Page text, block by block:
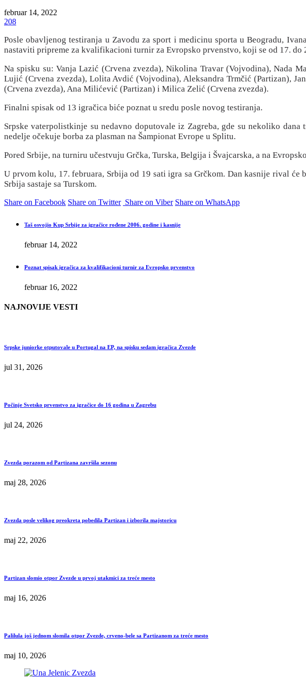
februar 14, 2022
208
Posle obavljenog testiranja u Zavodu za sport i medicinu sporta u Beogradu,
nastaviti pripreme za kvalifikacioni turnir za Evropsko prvenstvo, koji se od 17. do
Na spisku su: Vanja Lazić (Crvena zvezda), Nikolina Travar (Vojvodina), Nada
Lujić (Crvena zvezda), Lolita Avdić (Vojvodina), Aleksandra Trmčić (Partizan),
(Crvena zvezda), Ana Milićević (Partizan) i Milica Zelić (Crvena zvezda).
Finalni spisak od 13 igračica biće poznat u sredu posle novog testiranja.
Srpske vaterpolistkinje su nedavno doputovale iz Zagreba, gde su nekoliko
nedelje očekuje borba za plasman na Šampionat Evrope u Splitu.
Pored Srbije, na turniru učestvuju Grčka, Turska, Belgija i Švajcarska, a na
U prvom kolu, 17. februara, Srbija od 19 sati igra sa Grčkom. Dan kasnije rival
Srbija sastaje sa Turskom.
Share on Facebook Share on Twitter Share on Viber Share on WhatsApp
Taš osvojio Kup Srbije za igračice rođene 2006. godine i kasnije
februar 14, 2022
Poznat spisak igračica za kvalifikacioni turnir za Evropsko prvenstvo
februar 16, 2022
NAJNOVIJE VESTI
Srpske juniorke otputovale u Portugal na EP, na spisku sedam igračica Zvezde
jul 31, 2026
Počinje Svetsko prvenstvo za igračice do 16 godina u Zagrebu
jul 24, 2026
Zvezda porazom od Partizana završila sezonu
maj 28, 2026
Zvezda posle velikog preokreta pobedila Partizan i izborila majstoricu
maj 22, 2026
Partizan slomio otpor Zvezde u prvoj utakmici za treće mesto
maj 16, 2026
Palilula još jednom slomila otpor Zvezde, crveno-bele sa Partizanom za treće mesto
maj 10, 2026